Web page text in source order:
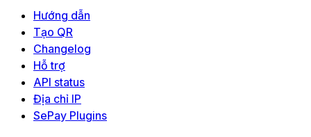
Hướng dẫn
Tạo QR
Changelog
Hỗ trợ
API status
Địa chỉ IP
SePay Plugins